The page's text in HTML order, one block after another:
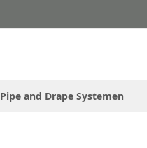
Pipe and Drape Systemen